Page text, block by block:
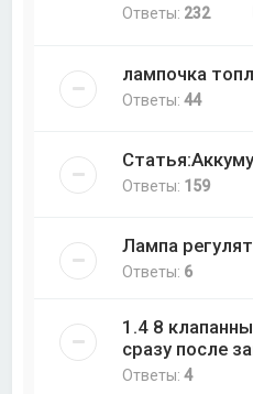
Ответы: 232
лампочка
Ответы:44
Ответы: 159
Лампа
Ответы: 6
1.4 8
сразу после
Ответы:4